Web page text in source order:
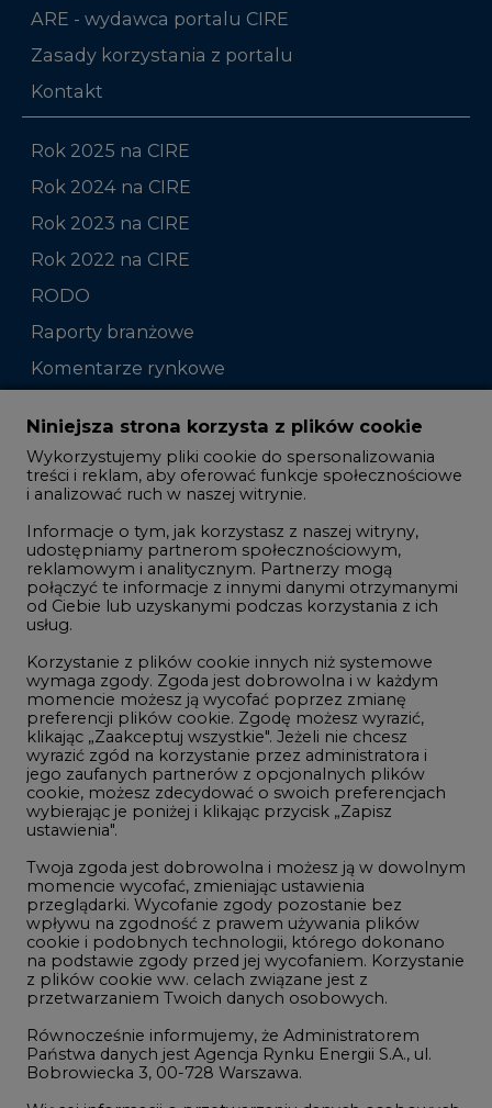
ARE - wydawca portalu CIRE
Zasady korzystania z portalu
Kontakt
Rok 2025 na CIRE
Rok 2024 na CIRE
Rok 2023 na CIRE
Rok 2022 na CIRE
RODO
Raporty branżowe
Komentarze rynkowe
Zmiany kadrowe na rynku
Studio CIRE
Rozmowy o energetyce
Gospodarka
Geopolityka
LTE450
Innowacje i AI
Telekomunikacja i IT
Handel emisjami CO2
Wodór
Górnictwo
Atom
Fotowoltaika
Offshore wind
Zielone samorządy
Zielona gospodarka
Niniejsza strona korzysta z plików cookie
Wykorzystujemy pliki cookie do spersonalizowania
treści i reklam, aby oferować funkcje społecznościowe
i analizować ruch w naszej witrynie.
Informacje o tym, jak korzystasz z naszej witryny,
udostępniamy partnerom społecznościowym,
reklamowym i analitycznym. Partnerzy mogą
połączyć te informacje z innymi danymi otrzymanymi
od Ciebie lub uzyskanymi podczas korzystania z ich
usług.
Korzystanie z plików cookie innych niż systemowe
wymaga zgody. Zgoda jest dobrowolna i w każdym
momencie możesz ją wycofać poprzez zmianę
preferencji plików cookie. Zgodę możesz wyrazić,
klikając „Zaakceptuj wszystkie". Jeżeli nie chcesz
wyrazić zgód na korzystanie przez administratora i
jego zaufanych partnerów z opcjonalnych plików
cookie, możesz zdecydować o swoich preferencjach
wybierając je poniżej i klikając przycisk „Zapisz
ustawienia".
Twoja zgoda jest dobrowolna i możesz ją w dowolnym
momencie wycofać, zmieniając ustawienia
przeglądarki. Wycofanie zgody pozostanie bez
wpływu na zgodność z prawem używania plików
cookie i podobnych technologii, którego dokonano
na podstawie zgody przed jej wycofaniem. Korzystanie
z plików cookie ww. celach związane jest z
przetwarzaniem Twoich danych osobowych.
Równocześnie informujemy, że Administratorem
Państwa danych jest Agencja Rynku Energii S.A., ul.
Bobrowiecka 3, 00-728 Warszawa.